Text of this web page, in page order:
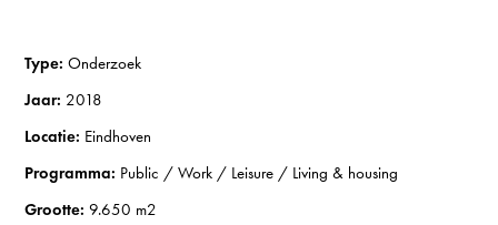
Type: Onderzoek
Jaar: 2018
Locatie: Eindhoven
Programma: Public / Work / Leisure / Living & housing
Grootte: 9.650 m2